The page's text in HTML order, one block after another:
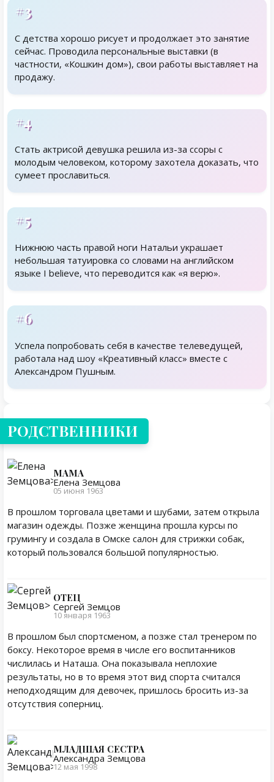
#3
С детства хорошо рисует и продолжает это занятие
сейчас. Проводила персональные выставки (в
частности, «Кошкин дом»), свои работы выставляет на
продажу.
#4
Стать актрисой девушка решила из-за ссоры с
молодым человеком, которому захотела доказать, что
сумеет прославиться.
#5
Нижнюю часть правой ноги Натальи украшает
небольшая татуировка со словами на английском
языке I believe, что переводится как «я верю».
#6
Успела попробовать себя в качестве телеведущей,
работала над шоу «Креативный класс» вместе с
Александром Пушным.
Родственники
РОДСТВЕННИКИ
МАМА
Елена Земцова
05 июня 1963
В прошлом торговала цветами и шубами, затем открыла
магазин одежды. Позже женщина прошла курсы по
грумингу и создала в Омске салон для стрижки собак,
который пользовался большой популярностью.
ОТЕЦ
Сергей Земцов
10 января 1963
В прошлом был спортсменом, а позже стал тренером по
боксу. Некоторое время в числе его воспитанников
числилась и Наташа. Она показывала неплохие
результаты, но в то время этот вид спорта считался
неподходящим для девочек, пришлось бросить из-за
отсутствия соперниц.
МЛАДШАЯ СЕСТРА
Александра Земцова
12 мая 1998